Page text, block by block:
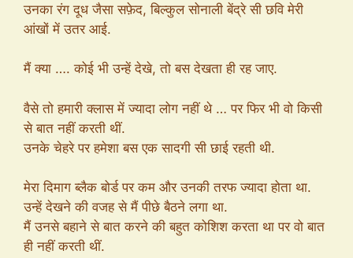
उनका रंग दूध जैसा सफ़ेद, बिल्कुल सोनाली बेंद्रे सी छवि मेरी
आंखों में उतर आई.
मैं क्या …. कोई भी उन्हें देखे, तो बस देखता ही रह जाए.
वैसे तो हमारी क्लास में ज्यादा लोग नहीं थे … पर फिर भी वो किसी
से बात नहीं करती थीं.
उनके चेहरे पर हमेशा बस एक सादगी सी छाई रहती थी.
मेरा दिमाग ब्लैक बोर्ड पर कम और उनकी तरफ ज्यादा होता था.
उन्हें देखने की वजह से मैं पीछे बैठने लगा था.
मैं उनसे बहाने से बात करने की बहुत कोशिश करता था पर वो बात
ही नहीं करती थीं.